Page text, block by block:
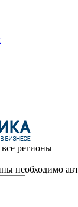
регионы
необходимо